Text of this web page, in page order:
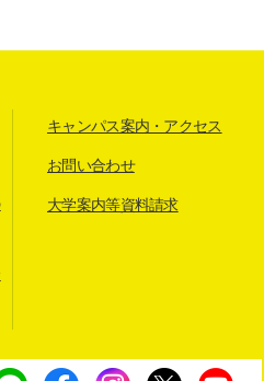
キャンパス案内・アクセス
お問い合わせ
大学案内等資料請求